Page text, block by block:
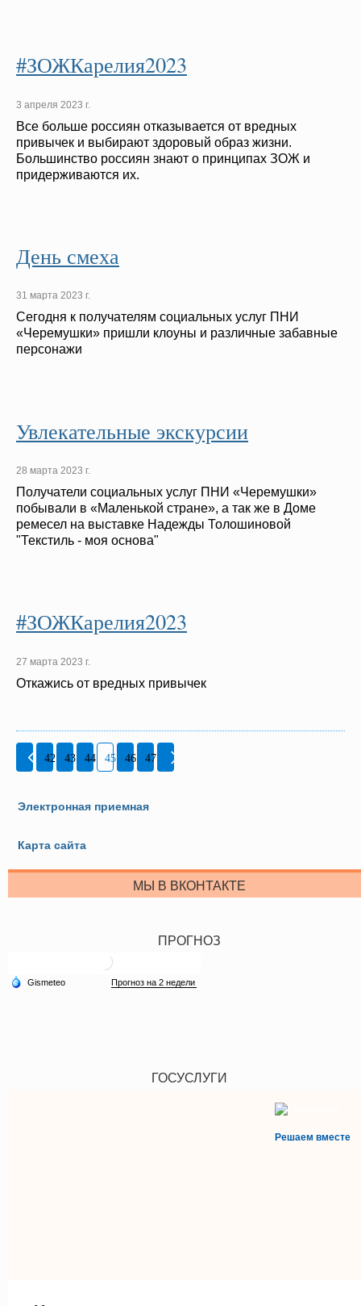
#ЗОЖКарелия2023
3 апреля 2023 г.
Все больше россиян отказывается от вредных
привычек и выбирают здоровый образ жизни.
Большинство россиян знают о принципах ЗОЖ и
придерживаются их.
День смеха
31 марта 2023 г.
Сегодня к получателям социальных услуг ПНИ
«Черемушки» пришли клоуны и различные забавные
персонажи
Увлекательные экскурсии
28 марта 2023 г.
Получатели социальных услуг ПНИ «Черемушки»
побывали в «Маленькой стране», а так же в Доме
ремесел на выставке Надежды Толошиновой
"Текстиль - моя основа"
#ЗОЖКарелия2023
27 марта 2023 г.
Откажись от вредных привычек
42 43 44 45 46 47
Электронная приемная
Карта сайта
МЫ В ВКОНТАКТЕ
ПРОГНОЗ
ГОСУСЛУГИ
Решаем вместе